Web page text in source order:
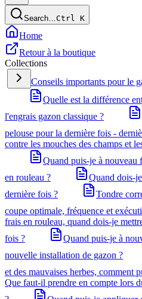
Search…Ctrl K
Home
Retour à la boutique
Collections
Conseils importants pour le
Quelle est la différence
l'engrais gazon classique ?
pelouse pour la dernière fois -
contre les mouches des champs et
Quand puis-je à nouveau
en rouleau ?
Quand dois-
dernière fois ?
Tondre
coupe optimale, fréquence et
frais en rouleau, quand dois-je
fois ?
Quand puis-je à
nouvelle installation de gazon ?
et des mauvaises herbes, comment
Que faut-il prendre en compte lors